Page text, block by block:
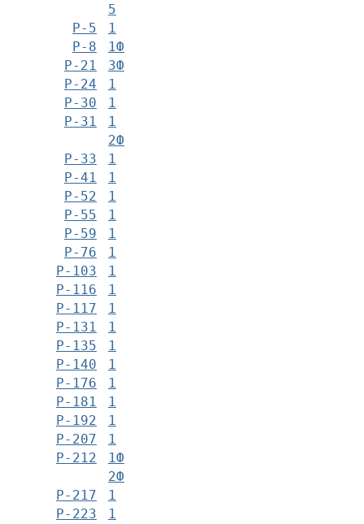
5
Р-5
Р-8
1
Р-21
1Ф
3Ф
Р-24
1
Р-30
1
Р-31
1
2Ф
Р-33
1
Р-41
1
Р-52
1
Р-55
1
Р-59
1
Р-76
1
Р-103
1
Р-116
1
Р-117
1
Р-131
1
Р-135
1
Р-140
1
Р-176
1
Р-181
1
Р-192
1
Р-207
1
Р-212
1Ф
2Ф
Р-217
1
Р-223
1